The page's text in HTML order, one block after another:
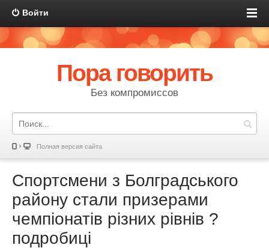
Войти
Пора говорить
Без компромиссов
Полная версия сайта
Спортсмени з Болградського
району стали призерами
чемпіонатів різних рівнів ?
подробиці